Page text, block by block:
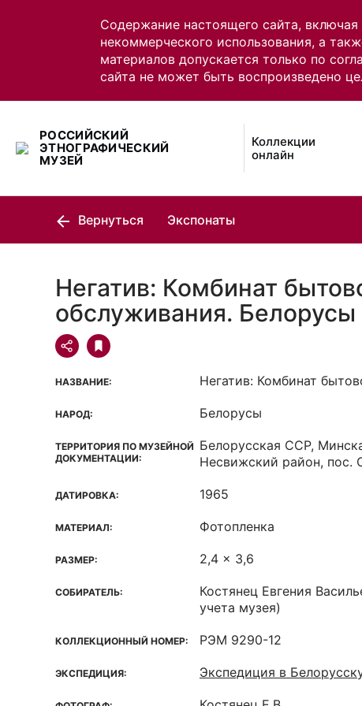
Содержание настоящего сайта,
некоммерческого использования, а
материалов допускается только по
сайта не может быть воспроизведено
РОССИЙСКИЙ
ЭТНОГРАФИЧЕСКИЙ
МУЗЕЙ
Коллекции
онлайн
Вернуться Экспонаты
Негатив: Комбинат
обслуживания. Белорусы
НАЗВАНИЕ: Негатив: Комбинат
НАРОД: Белорусы
ТЕРРИТОРИЯ ПО МУЗЕЙНОЙ
ДОКУМЕНТАЦИИ:
Белорусская ССР,
Несвижский район, пос.
ДАТИРОВКА: 1965
МАТЕРИАЛ: Фотопленка
РАЗМЕР: 2,4 x 3,6
СОБИРАТЕЛЬ: Костянец Евгения
учета музея)
КОЛЛЕКЦИОННЫЙ НОМЕР: РЭМ 9290-12
ЭКСПЕДИЦИЯ: Экспедиция в